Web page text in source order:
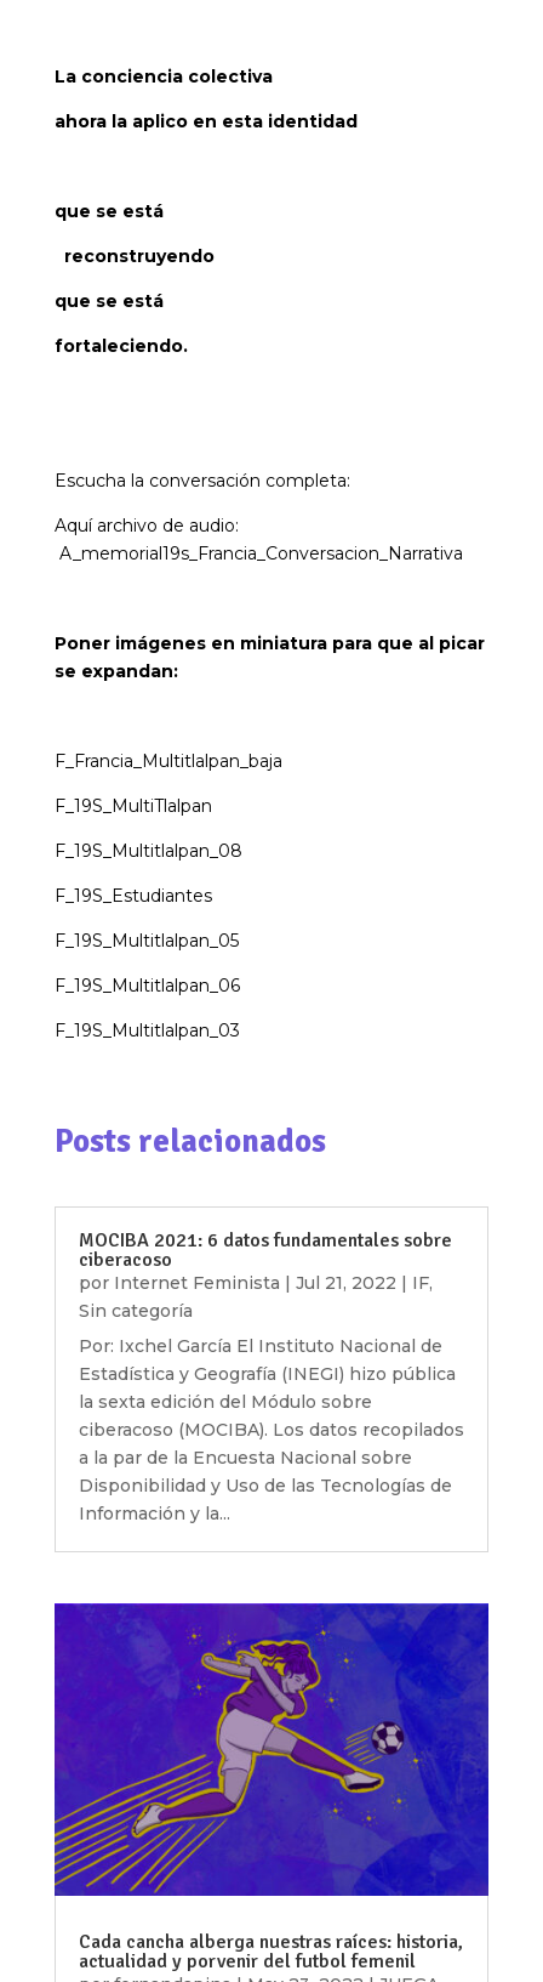
La conciencia colectiva
ahora la aplico en esta identidad
que se está
reconstruyendo
que se está
fortaleciendo.
Escucha la conversación completa:
Aquí archivo de audio:
A_memorial19s_Francia_Conversacion_Narrativa
Poner imágenes en miniatura para que al picar
se expandan:
F_Francia_Multitlalpan_baja
F_19S_MultiTlalpan
F_19S_Multitlalpan_08
F_19S_Estudiantes
F_19S_Multitlalpan_05
F_19S_Multitlalpan_06
F_19S_Multitlalpan_03
Posts relacionados
MOCIBA 2021: 6 datos fundamentales sobre
ciberacoso
por Internet Feminista Jul 21, 2022 IF,
Sin categoría
Por: Ixchel García El Instituto Nacional de
Estadística y Geografía (INEGI) hizo pública
la sexta edición del Módulo sobre
ciberacoso (MOCIBA). Los datos recopilados
a la par de la Encuesta Nacional sobre
Disponibilidad y Uso de las Tecnologías de
Información y la...
Cada cancha alberga nuestras raíces: historia,
actualidad y porvenir del futbol femenil